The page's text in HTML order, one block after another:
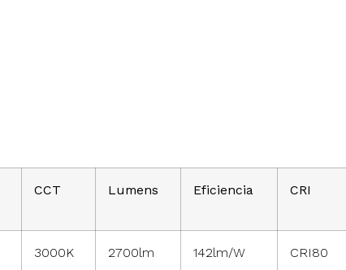
CCT Lumens Eficiencia CRI
3000K 2700lm 142lm/W CRI80